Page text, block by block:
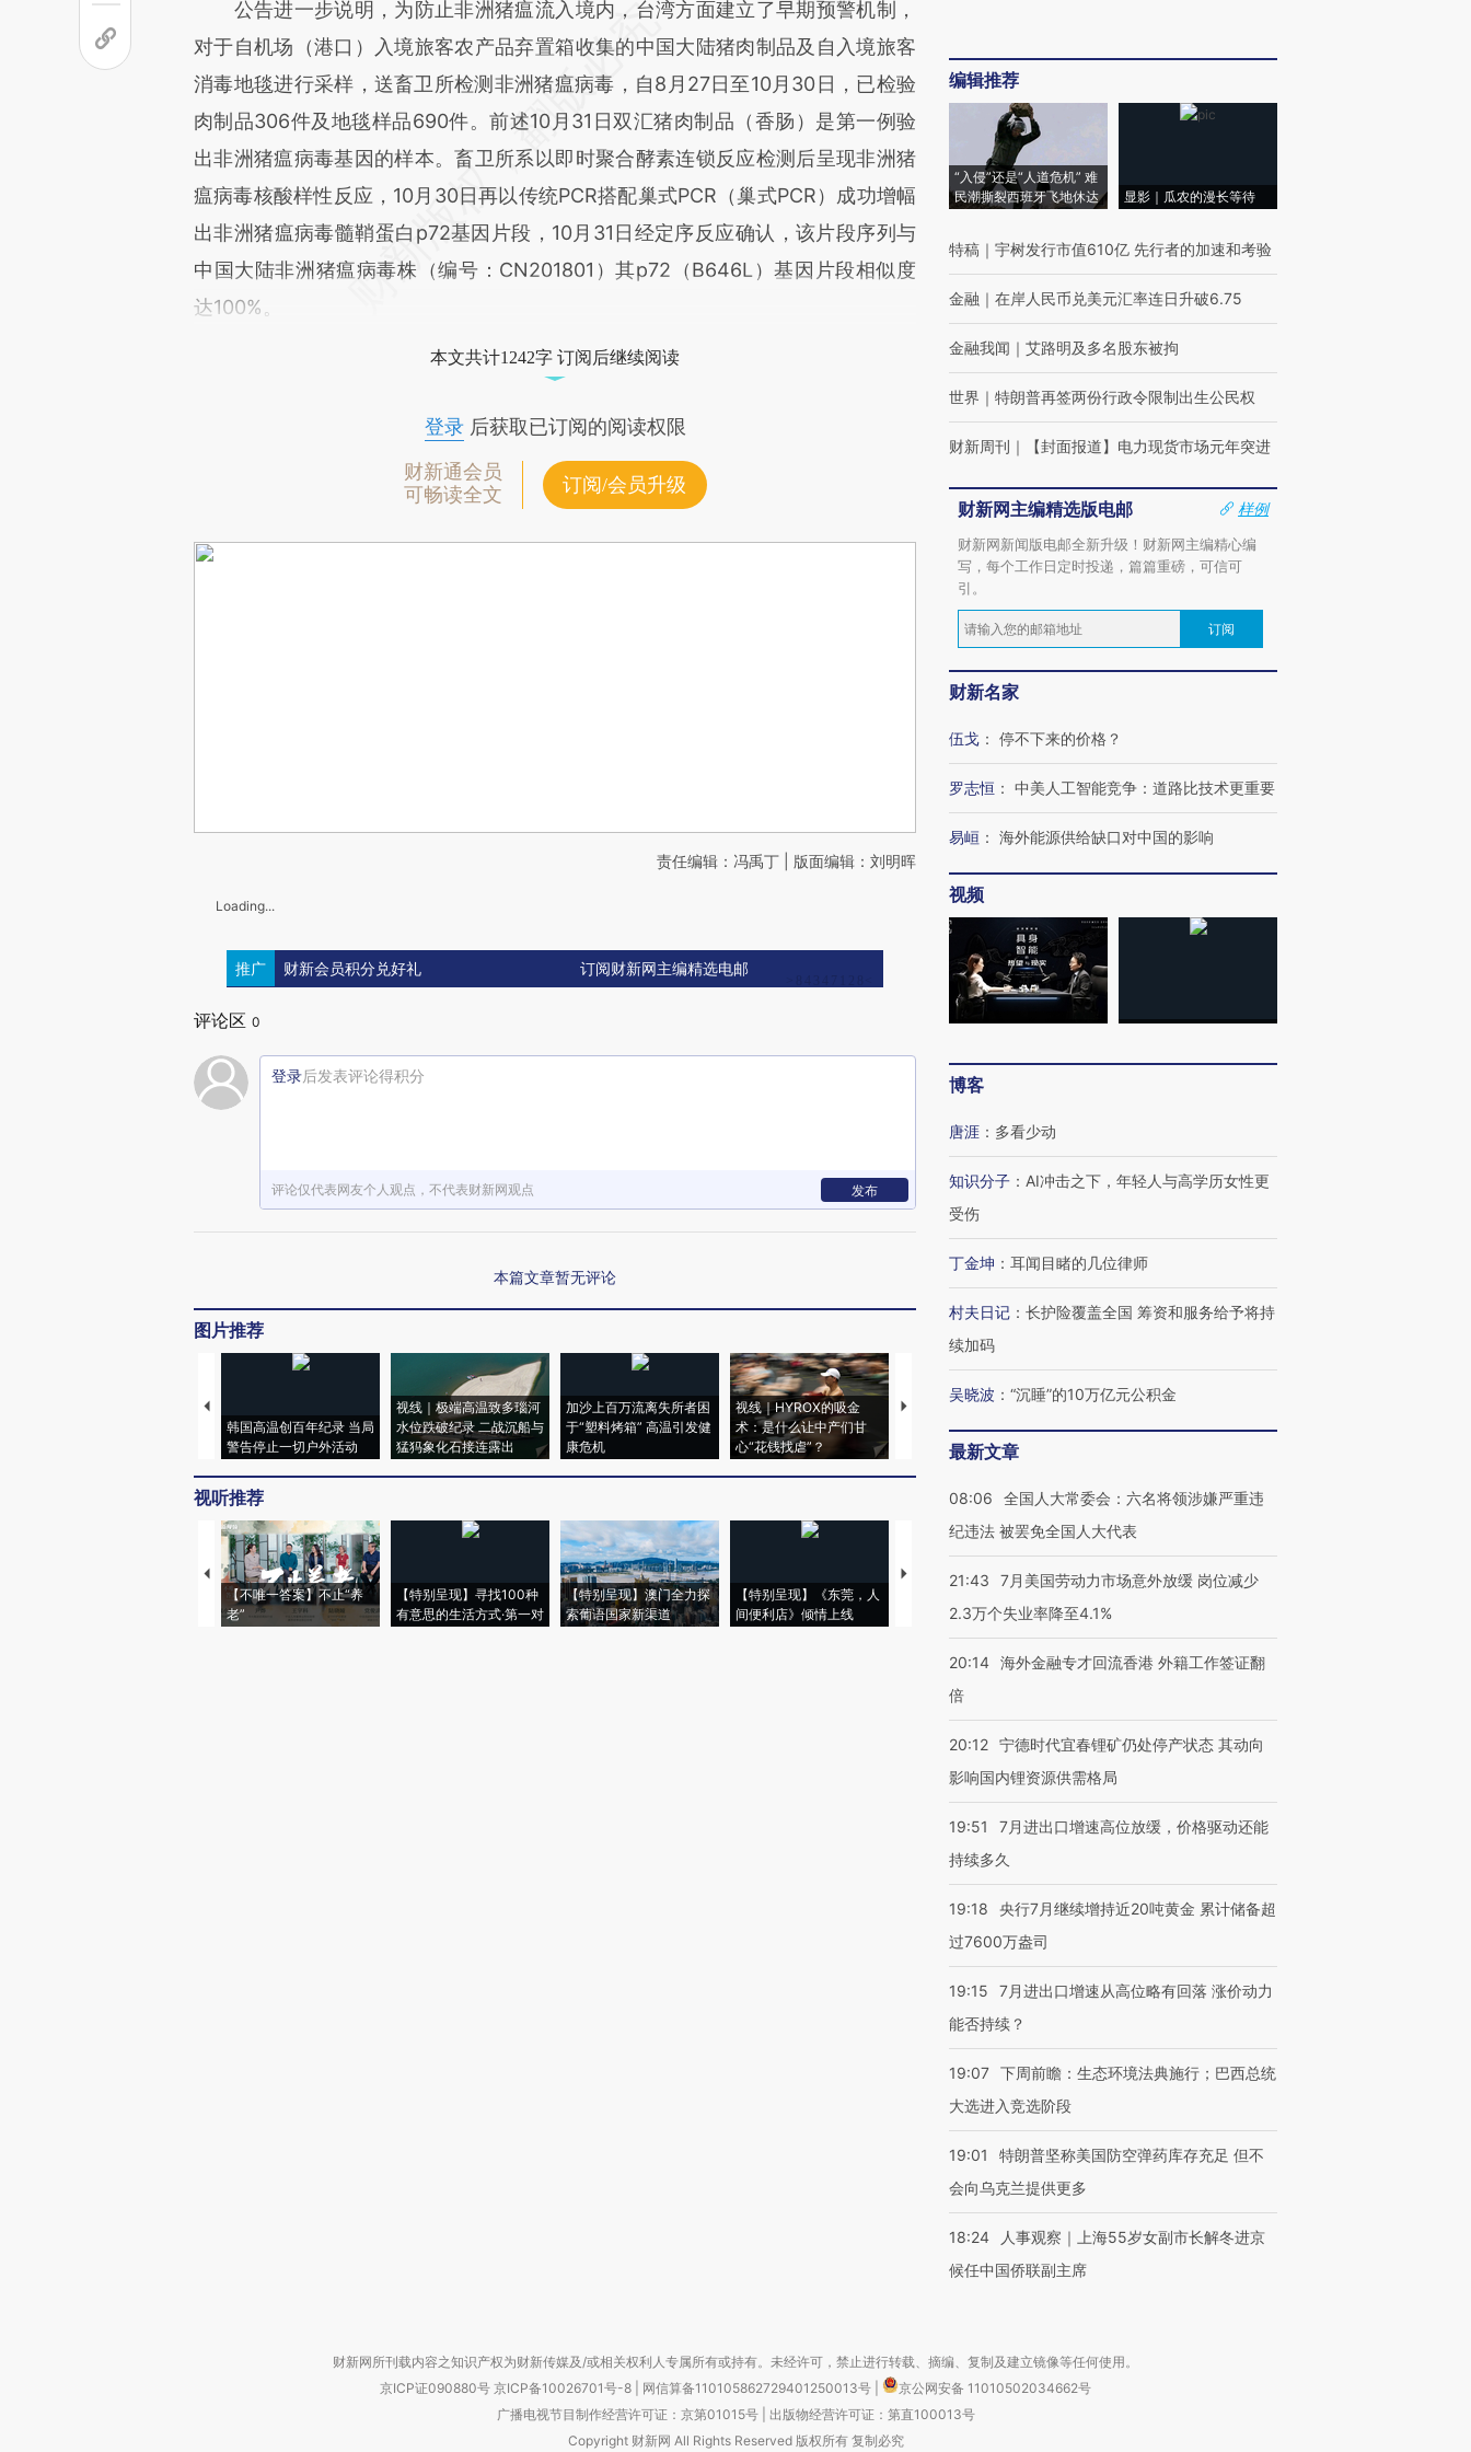
公告进一步说明，为防止非洲猪瘟流入境内，台湾方面建立了早期预警机制，
对于自机场（港口）入境旅客农产品弃置箱收集的中国大陆猪肉制品及自入境旅客
消毒地毯进行采样，送畜卫所检测非洲猪瘟病毒，自8月27日至10月30日，已检验
肉制品306件及地毯样品690件。前述10月31日双汇猪肉制品（香肠）是第一例验
出非洲猪瘟病毒基因的样本。畜卫所系以即时聚合酵素连锁反应检测后呈现非洲猪
瘟病毒核酸样性反应，10月30日再以传统PCR搭配巢式PCR（巢式PCR）成功增幅
出非洲猪瘟病毒髓鞘蛋白p72基因片段，10月31日经定序反应确认，该片段序列与
中国大陆非洲猪瘟病毒株（编号：CN201801）其p72（B646L）基因片段相似度
达100%。
本文共计1242字 订阅后继续阅读
登录后获取已订阅的阅读权限
财新通会员
可畅读全文
订阅/会员升级
责任编辑：冯禹丁 | 版面编辑：刘明晖
Loading...
推广 财新会员积分兑好礼 订阅财新网主编精选电邮
评论区 0
登录后发表评论得积分
评论仅代表网友个人观点，不代表财新网观点 发布
本篇文章暂无评论
图片推荐
韩国高温创百年纪录 当局
警告停止一切户外活动
视线｜极端高温致多瑙河
水位跌破纪录 二战沉船与
猛犸象化石接连露出
加沙上百万流离失所者困
于“塑料烤箱” 高温引发健
康危机
视线｜HYROX的吸金
术：是什么让中产们甘
心“花钱找虐”？
马航飞行员跨国走私7万
粒摇头丸 尿检体内含3种
视线｜被称为“蟑螂”的印
度Z世代 用街头抗争将教
机”？难民潮撕裂西班牙
视听推荐
【不唯一答案】不止“养
老”
【特别呈现】寻找100种
有意思的生活方式·第一对
【特别呈现】澳门全力探
索葡语国家新渠道
【特别呈现】《东莞，人
间便利店》倾情上线
【推广】走进第四届链博
有意思的生活方式·第三对
【商旅对话】华住集团
CFO：不靠规模取胜，华
编辑推荐
“入侵”还是“人道危机” 难
民潮撕裂西班牙飞地休达
显影｜瓜农的漫长等待
特稿 ｜ 宇树发行市值610亿 先行者的加速和考验
金融 ｜ 在岸人民币兑美元汇率连日升破6.75
金融我闻 ｜ 艾路明及多名股东被拘
世界 ｜ 特朗普再签两份行政令限制出生公民权
财新周刊 ｜ 【封面报道】电力现货市场元年突进
财新网主编精选版电邮
样例
财新网新闻版电邮全新升级！财新网主编精心编
写，每个工作日定时投递，篇篇重磅，可信可
引。
订阅
财新名家
伍戈 ： 停不下来的价格？
罗志恒 ： 中美人工智能竞争：道路比技术更重要
易峘 ： 海外能源供给缺口对中国的影响
视频
博客
唐涯 ： 多看少动
知识分子 ： AI冲击之下，年轻人与高学历女性更
受伤
丁金坤 ： 耳闻目睹的几位律师
村夫日记 ： 长护险覆盖全国 筹资和服务给予将持
续加码
吴晓波 ： “沉睡”的10万亿元公积金
最新文章
08:06
全国人大常委会：六名将领涉嫌严重违
纪违法 被罢免全国人大代表
21:43
7月美国劳动力市场意外放缓 岗位减少
2.3万个失业率降至4.1%
20:14 海外金融专才回流香港 外籍工作签证翻
倍
20:12 宁德时代宜春锂矿仍处停产状态 其动向
影响国内锂资源供需格局
19:51
7月进出口增速高位放缓，价格驱动还能
持续多久
19:18
央行7月继续增持近20吨黄金 累计储备超
过7600万盎司
19:15
7月进出口增速从高位略有回落 涨价动力
能否持续？
19:07 下周前瞻：生态环境法典施行；巴西总统
大选进入竞选阶段
19:01
特朗普坚称美国防空弹药库存充足 但不
会向乌克兰提供更多
18:24
人事观察｜上海55岁女副市长解冬进京
候任中国侨联副主席
财新网所刊载内容之知识产权为财新传媒及/或相关权利人专属所有或持有。未经许可，禁止进行转载、摘编、复制及建立镜像等任何使用。
京ICP证090880号 京ICP备10026701号-8 网信算备110105862729401250013号
京公网安备 11010502034662号
广播电视节目制作经营许可证：京第01015号| 出版物经营许可证：第直100013号
Copyright 财新网 All Rights Reserved 版权所有 复制必究